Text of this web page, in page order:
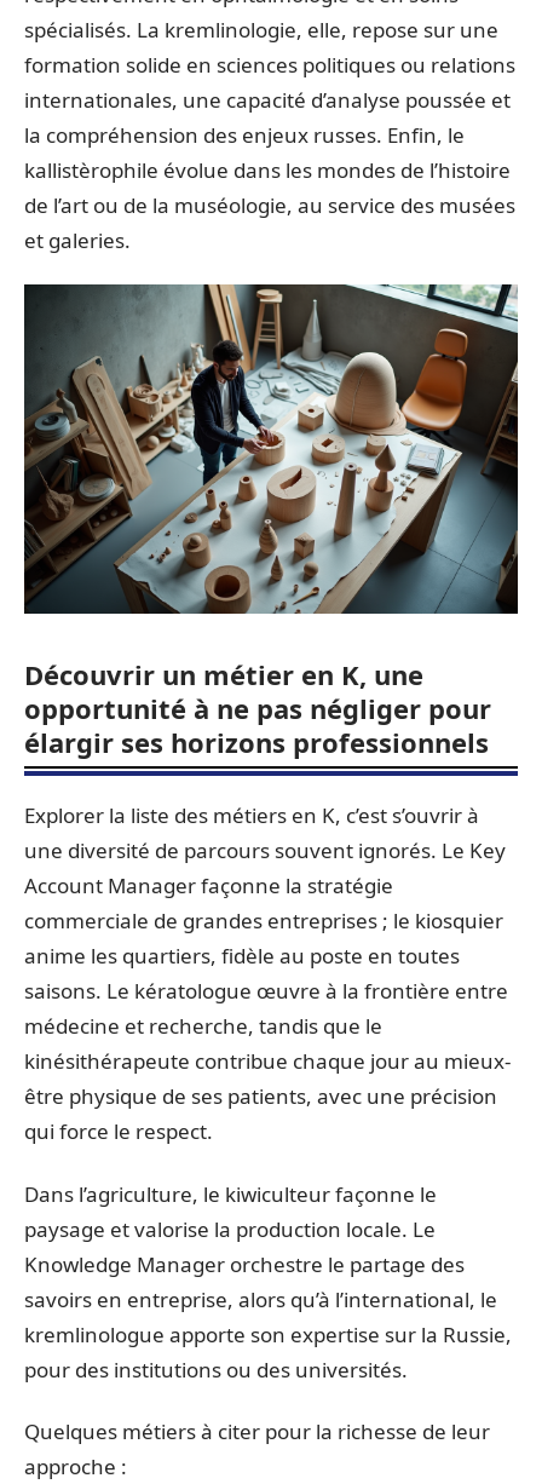
spécialisés. La kremlinologie, elle, repose sur une
formation solide en sciences politiques ou relations
internationales, une capacité d’analyse poussée et
la compréhension des enjeux russes. Enfin, le
kallistèrophile évolue dans les mondes de l’histoire
de l’art ou de la muséologie, au service des musées
et galeries.
Découvrir un métier en K, une
opportunité à ne pas négliger pour
élargir ses horizons professionnels
Explorer la liste des métiers en K, c’est s’ouvrir à
une diversité de parcours souvent ignorés. Le Key
Account Manager façonne la stratégie
commerciale de grandes entreprises ; le kiosquier
anime les quartiers, fidèle au poste en toutes
saisons. Le kératologue œuvre à la frontière entre
médecine et recherche, tandis que le
kinésithérapeute contribue chaque jour au mieux-
être physique de ses patients, avec une précision
qui force le respect.
Dans l’agriculture, le kiwiculteur façonne le
paysage et valorise la production locale. Le
Knowledge Manager orchestre le partage des
savoirs en entreprise, alors qu’à l’international, le
kremlinologue apporte son expertise sur la Russie,
pour des institutions ou des universités.
Quelques métiers à citer pour la richesse de leur
approche :